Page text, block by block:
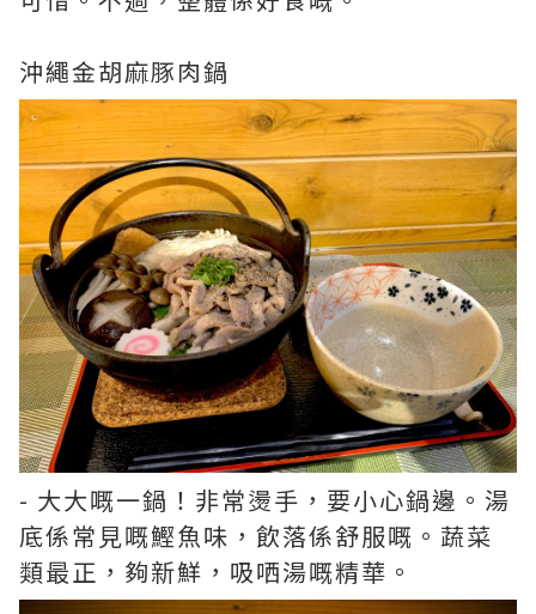
沖繩金胡麻豚肉鍋
- 大大嘅一鍋！非常燙手，要小心鍋邊。湯
底係常見嘅鰹魚味，飲落係舒服嘅。蔬菜
類最正，夠新鮮，吸哂湯嘅精華。